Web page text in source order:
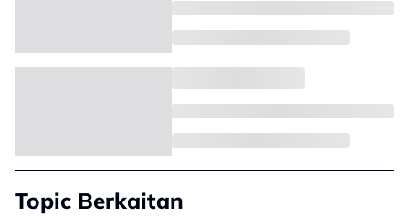
Topic Berkaitan